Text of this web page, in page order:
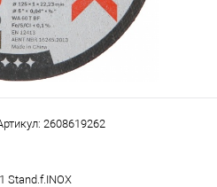
2608619262
Stand.f.INOX